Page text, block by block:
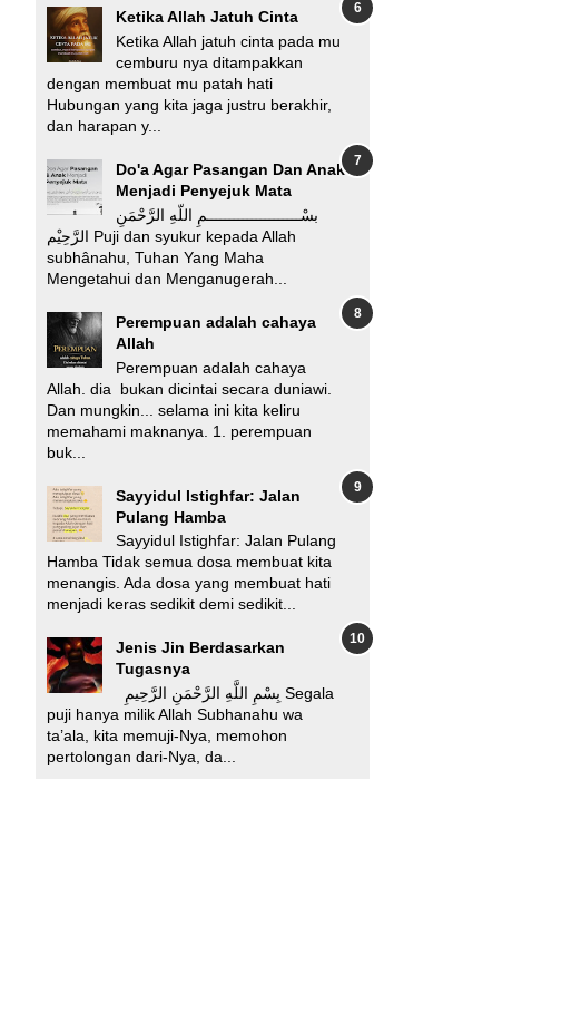
Ketika Allah Jatuh Cinta
Ketika Allah jatuh cinta pada mu
cemburu nya ditampakkan
dengan membuat mu patah hati
Hubungan yang kita jaga justru berakhir,
dan harapan y...
Do'a Agar Pasangan Dan Anak
Menjadi Penyejuk Mata
بسْـــــــــــــــــــــمِ اللّهِ الرَّحْمَنِ
الرَّحِيْم Puji dan syukur kepada Allah
subhânahu, Tuhan Yang Maha
Mengetahui dan Menganugerah...
Perempuan adalah cahaya
Allah
Perempuan adalah cahaya
Allah. dia bukan dicintai secara duniawi.
Dan mungkin... selama ini kita keliru
memahami maknanya. 1. perempuan
buk...
Sayyidul Istighfar: Jalan
Pulang Hamba
Sayyidul Istighfar: Jalan Pulang
Hamba Tidak semua dosa membuat kita
menangis. Ada dosa yang membuat hati
menjadi keras sedikit demi sedikit...
Jenis Jin Berdasarkan
Tugasnya
puji hanya milik Allah Subhanahu wa
ta’ala, kita memuji-Nya, memohon
pertolongan dari-Nya, da...